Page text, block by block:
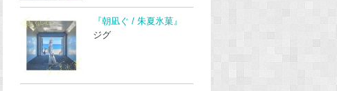
『朝凪ぐ / 朱夏氷菓』
ジグ